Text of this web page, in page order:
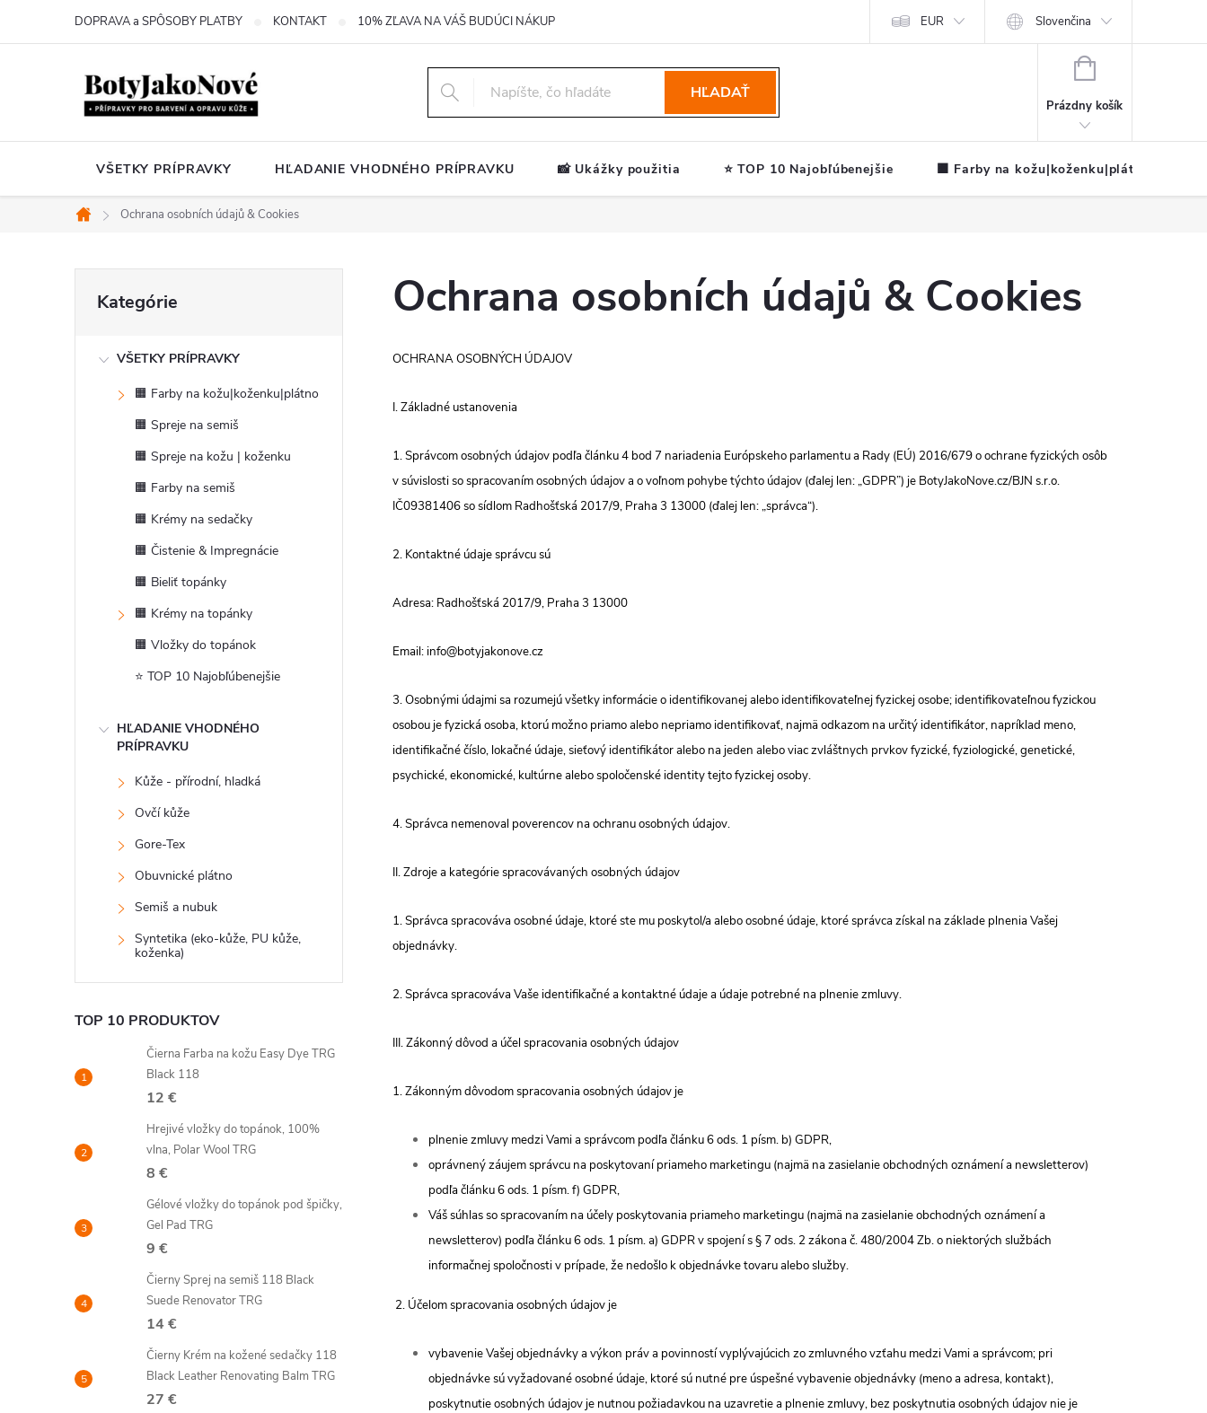
DOPRAVA a SPÔSOBY PLATBY KONTAKT 10% ZĽAVA NA VÁŠ BUDÚCI NÁKUP EUR Slovenčina
HĽADAŤ
NÁKUPNÝ
Prázdny košík
VŠETKY PRÍPRAVKY HĽADANIE VHODNÉHO PRÍPRAVKU 📸 Ukážky použitia ⭐ TOP 10 Najobľúbenejšie 🟧 Farby na kožu|koženku|plátno
Domov
Ochrana osobních údajů & Cookies
kategórie
Kategórie
VŠETKY PRÍPRAVKY
🟧 Farby na kožu|koženku|plátno
🟧 Spreje na semiš
🟧 Spreje na kožu | koženku
🟧 Farby na semiš
🟧 Krémy na sedačky
🟧 Čistenie & Impregnácie
🟧 Bieliť topánky
🟧 Krémy na topánky
🟧 Vložky do topánok
⭐ TOP 10 Najobľúbenejšie
HĽADANIE VHODNÉHO
PRÍPRAVKU
Kůže - přírodní, hladká
Ovčí kůže
Gore-Tex
Obuvnické plátno
Semiš a nubuk
Syntetika (eko-kůže, PU kůže,
koženka)
TOP 10 PRODUKTOV
Čierna Farba na kožu Easy Dye TRG
Black 118
12 €
Hrejivé vložky do topánok, 100%
vlna, Polar Wool TRG
8 €
Gélové vložky do topánok pod špičky,
Gel Pad TRG
9 €
Čierny Sprej na semiš 118 Black
Suede Renovator TRG
14 €
Čierny Krém na kožené sedačky 118
Black Leather Renovating Balm TRG
27 €
Ochrana osobních údajů & Cookies
OCHRANA OSOBNÝCH ÚDAJOV
I. Základné ustanovenia
1. Správcom osobných údajov podľa článku 4 bod 7 nariadenia Európskeho parlamentu a Rady (EÚ) 2016/679 o ochrane fyzických osôb
v súvislosti so spracovaním osobných údajov a o voľnom pohybe týchto údajov (ďalej len: „GDPR”) je BotyJakoNove.cz/BJN s.r.o.
IČ09381406 so sídlom Radhošťská 2017/9, Praha 3 13000 (ďalej len: „správca“).
2. Kontaktné údaje správcu sú
Adresa: Radhošťská 2017/9, Praha 3 13000
Email: info@botyjakonove.cz
3. Osobnými údajmi sa rozumejú všetky informácie o identifikovanej alebo identifikovateľnej fyzickej osobe; identifikovateľnou fyzickou
osobou je fyzická osoba, ktorú možno priamo alebo nepriamo identifikovať, najmä odkazom na určitý identifikátor, napríklad meno,
identifikačné číslo, lokačné údaje, sieťový identifikátor alebo na jeden alebo viac zvláštnych prvkov fyzické, fyziologické, genetické,
psychické, ekonomické, kultúrne alebo spoločenské identity tejto fyzickej osoby.
4. Správca nemenoval poverencov na ochranu osobných údajov.
II. Zdroje a kategórie spracovávaných osobných údajov
1. Správca spracováva osobné údaje, ktoré ste mu poskytol/a alebo osobné údaje, ktoré správca získal na základe plnenia Vašej
objednávky.
2. Správca spracováva Vaše identifikačné a kontaktné údaje a údaje potrebné na plnenie zmluvy.
III. Zákonný dôvod a účel spracovania osobných údajov
1. Zákonným dôvodom spracovania osobných údajov je
plnenie zmluvy medzi Vami a správcom podľa článku 6 ods. 1 písm. b) GDPR,
oprávnený záujem správcu na poskytovaní priameho marketingu (najmä na zasielanie obchodných oznámení a newsletterov)
podľa článku 6 ods. 1 písm. f) GDPR,
Váš súhlas so spracovaním na účely poskytovania priameho marketingu (najmä na zasielanie obchodných oznámení a
newsletterov) podľa článku 6 ods. 1 písm. a) GDPR v spojení s § 7 ods. 2 zákona č. 480/2004 Zb. o niektorých službách
informačnej spoločnosti v prípade, že nedošlo k objednávke tovaru alebo služby.
2. Účelom spracovania osobných údajov je
vybavenie Vašej objednávky a výkon práv a povinností vyplývajúcich zo zmluvného vzťahu medzi Vami a správcom; pri
objednávke sú vyžadované osobné údaje, ktoré sú nutné pre úspešné vybavenie objednávky (meno a adresa, kontakt),
poskytnutie osobných údajov je nutnou požiadavkou na uzavretie a plnenie zmluvy, bez poskytnutia osobných údajov nie je